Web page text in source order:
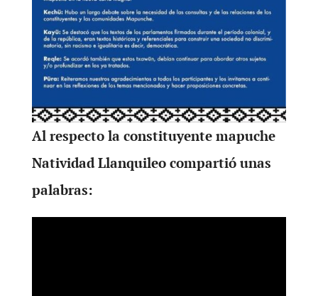
Al respecto la constituyente mapuche
Natividad Llanquileo compartió unas
palabras: